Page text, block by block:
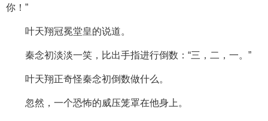
你！”
叶天翔冠冕堂皇的说道。
秦念初淡淡一笑，比出手指进行倒数：“三，二，一。”
叶天翔正奇怪秦念初倒数做什么。
忽然，一个恐怖的威压笼罩在他身上。